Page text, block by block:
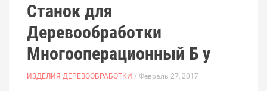
Станок для
Деревообработки
Многооперационный Б у
ИЗДЕЛИЯ ДЕРЕВООБРАБОТКИ / Февраль 27, 2017